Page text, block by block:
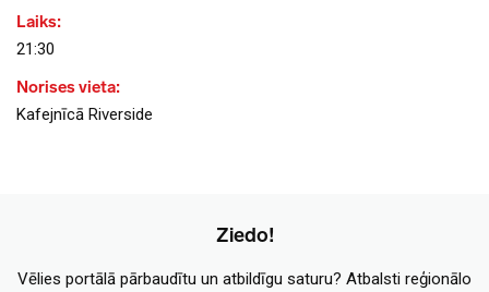
Laiks:
21:30
Norises vieta:
Kafejnīcā Riverside
Ziedo!
Vēlies portālā pārbaudītu un atbildīgu saturu? Atbalsti reģionālo